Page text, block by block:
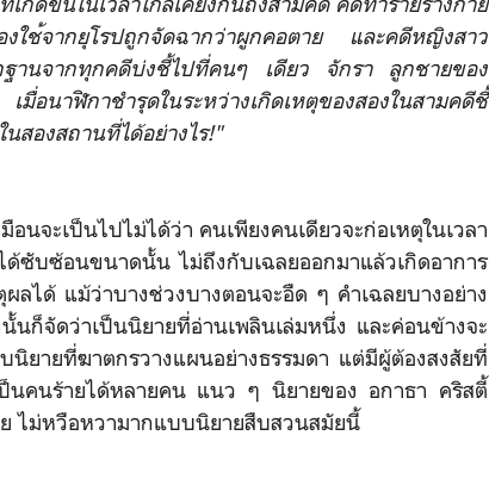
ใช้จากยุโรปถูกจัดฉากว่าผูกคอตาย และคดีหญิงสาว
านจากทุกคดีบ่งชี้ไปที่คนๆ เดียว จักรา ลูกชายของ
มื่อนาฬิกาชำรุดในระหว่างเกิดเหตุของสองในสามคดีชี้
นสองสถานที่ได้อย่างไร!"
อนจะเป็นไปไม่ได้ว่า คนเพียงคนเดียวจะก่อเหตุในเวลา
ได้ซับซ้อนขนาดนั้น ไม่ถึงกับเฉลยออกมาแล้วเกิดอาการ
ลได้ แม้ว่าบางช่วงบางตอนจะอืด ๆ คำเฉลยบางอย่าง
นก็จัดว่าเป็นนิยายที่อ่านเพลินเล่มหนึ่ง และค่อนข้างจะ
นิยายที่ฆาตกรวางแผนอย่างธรรมดา แต่มีผู้ต้องสงสัยที่
นคนร้ายได้หลายคน แนว ๆ นิยายของ อกาธา คริสตี้
ไม่หวือหวามากแบบนิยายสืบสวนสมัยนี้